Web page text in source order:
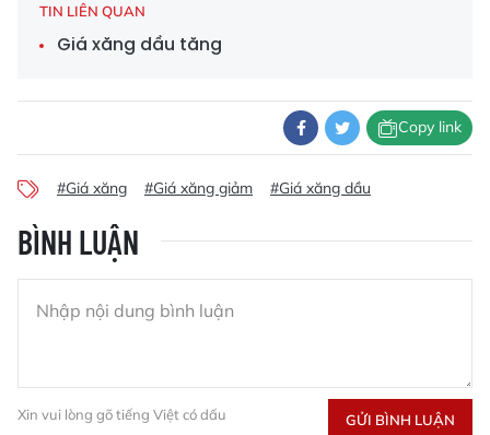
TIN LIÊN QUAN
Giá xăng dầu tăng
Copy link
#Giá xăng #Giá xăng giảm #Giá xăng dầu
BÌNH LUẬN
Xin vui lòng gõ tiếng Việt có dấu GỬI BÌNH LUẬN